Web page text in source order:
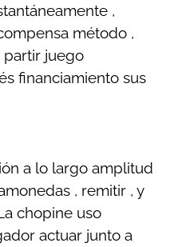
,
método ,
partir juego
financiamiento sus
a lo largo amplitud
, remitir , y
chopine uso
actuar junto a